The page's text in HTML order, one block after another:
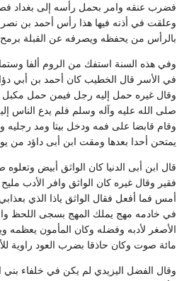
فضرب عنقه وامر بحمل رأسه إلى بغداد
وعلقت في أذنه فيها هذا رأس أحمد بن نصر
بالرأس من يحفظه ويصرفه عن القبلة برمح
وفي هذه السنة استفك من الروم ألفا
في الأسر قال الخطيب كان أحمد بن أبي
وقال غيره حمل إليه رجل فيمن حمل مكبل
صلى الله عليه وآله وسلم فلم يدع الناس
وقام قابضا على فمه ودخل بيتا ومد رجليه
يمتحن أحدا بعدها ومقت ابن أبى داؤد من
قال ابن أبى الدنيا كان الواثق أبيض
فقير وقال غيره كان الواثق وافر الأدب
أمس فما أفعل فقال الواثق ياذا الذي
في خادمه مهج يملك المهج بسجى اللحظ
الأصغر لأدبه وفضله وكان المأمون يعظمه
مائة صوت وكان حاذقا بضرب العود راوية
وقال الفضل اليزيدي لم يكن في خلفاء